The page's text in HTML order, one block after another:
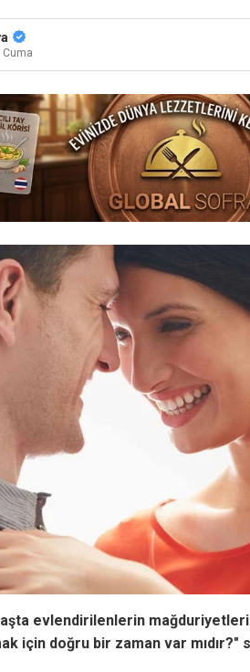
Cuma
evlendirilenlerin
için doğru bir zaman var mıdır?"